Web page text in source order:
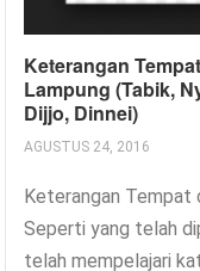
Keterangan
Lampung (Tabik,
Dijjo, Dinnei)
AGUSTUS 24, 2016
Keterangan Tempat
Seperti yang telah
telah mempelajari